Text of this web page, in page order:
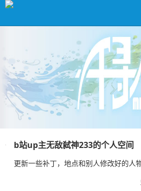
b站up主无敌弑神233的个人空间
更新一些补丁，地点和别人修改好的人